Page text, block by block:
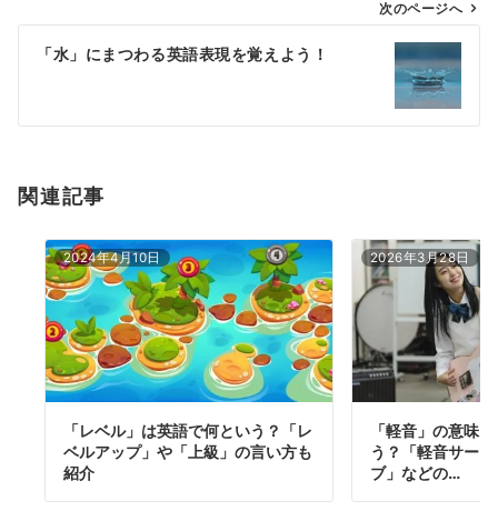
ン
次のページへ
「水」にまつわる英語表現を覚えよう！
関連記事
2024年4月10日
「レベル」は英語で何という？「レ
ベルアップ」や「上級」の言い方も
紹介
2026年3月28日
「軽音」の意味
う？「軽音サー
ブ」などの…